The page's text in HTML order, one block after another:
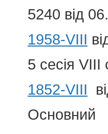
5240 від
1958-VIII
5 сесія VIII
1852-VIII
Основний